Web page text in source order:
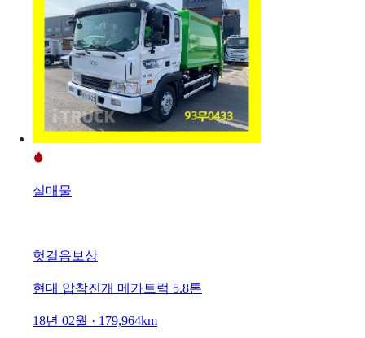
실매물
헛걸음보상
현대 압착진개 메가트럭 5.8톤
18년 02월 · 179,964km